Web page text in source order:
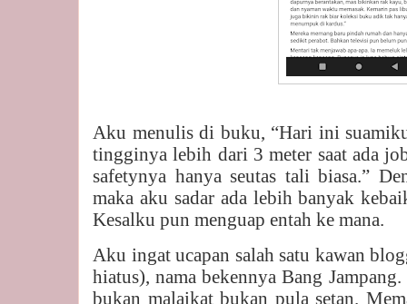
Aku menulis di buku, “Hari ini
tingginya lebih dari 3 meter saat ada
safetynya hanya seutas tali biasa.”
maka aku sadar ada lebih banyak
Kesalku pun menguap entah ke mana.
Aku ingat ucapan salah satu kawan
hiatus), nama bekennya Bang
bukan malaikat bukan pula setan.